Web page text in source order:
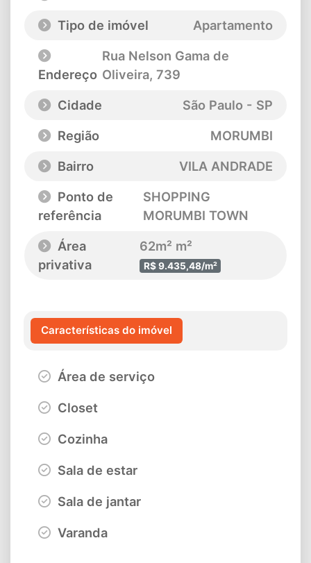
Tipo de imóvel
Apartamento
Endereço
Rua Nelson Gama de
Oliveira, 739
Cidade
São Paulo - SP
Região
MORUMBI
Bairro
VILA ANDRADE
Ponto de
referência
SHOPPING
MORUMBI TOWN
Área
privativa
62m² m²
R$ 9.435,48/m²
Características do imóvel
Área de serviço
Closet
Cozinha
Sala de estar
Sala de jantar
Varanda